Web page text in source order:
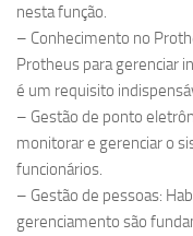
nesta função.
– Conhecimento no
Protheus para gerenciar
é um requisito
– Gestão de ponto
monitorar e gerenciar o
funcionários.
– Gestão de pessoas:
gerenciamento são